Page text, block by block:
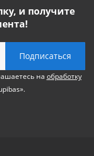
и получите
на обработку